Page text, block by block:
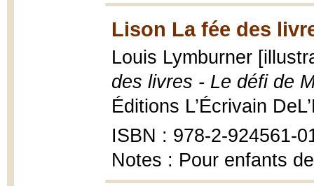
Lison La fée des
Louis Lymburner
des livres - Le défi de
Éditions L’Écrivain
ISBN : 978-2-924561-
Notes : Pour enfants